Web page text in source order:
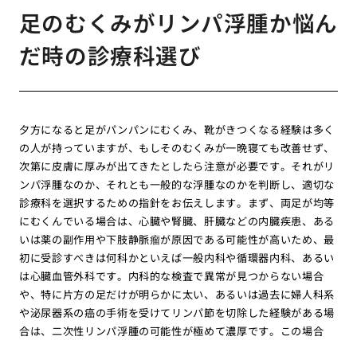
足のむくみがリンパ浮腫か悩ん
だ時の診療科選び
夕方になると足がパンパンにむくみ、靴がきつくなる経験は多く
の人が持っていますが、もしそのむくみが一晩寝ても改善せず、
次第に皮膚に厚みが出てきたとしたら注意が必要です。それがリ
ンパ浮腫なのか、それとも一般的な浮腫なのかを判断し、適切な
診療科を選択するための指針をお伝えします。まず、両足が均等
にむくんでいる場合は、心臓や腎臓、肝臓などの内臓疾患、ある
いは薬の副作用や下肢静脈瘤が原因である可能性が高いため、最
初に受診すべきは何科かといえば一般内科や循環器内科、あるい
は心臓血管外科です。内科的な検査で異常が見つからない場合
や、特に片方の足だけが明らかに太い、あるいは過去に婦人科系
や泌尿器系の癌の手術を受けてリンパ節を切除した経験がある場
合は、二次性リンパ浮腫の可能性が極めて濃厚です。この場合